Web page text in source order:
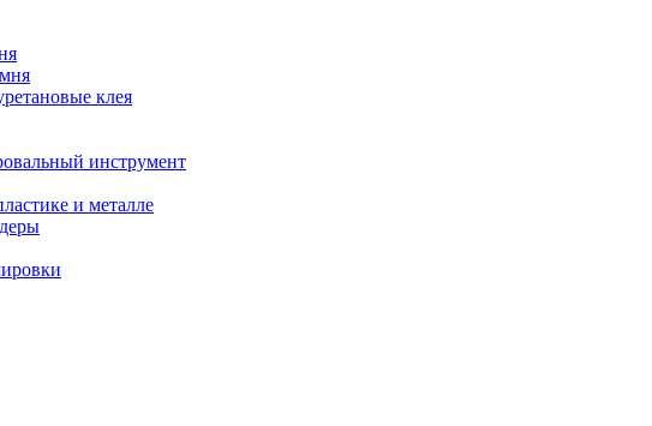
клея
инструмент
и металле